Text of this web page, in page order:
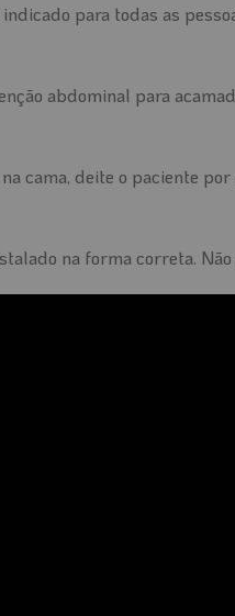
para todas as
abdominal para
cama, deite o paciente
na forma correta.